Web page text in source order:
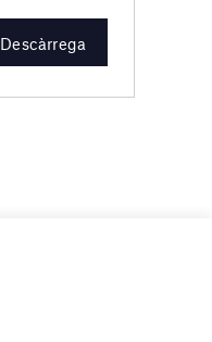
Descàrrega